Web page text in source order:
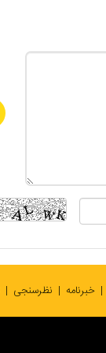
خبرنامه نظرسنجی